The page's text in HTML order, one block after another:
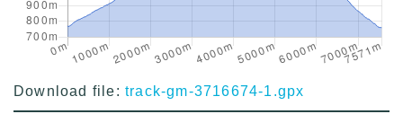
Download file: track-gm-3716674-1.gpx